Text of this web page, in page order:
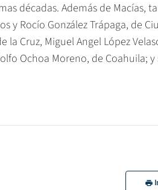
décadas. Además de Macías,
y Rocío González Trápaga, de
la Cruz, Miguel Angel López
Ochoa Moreno, de Coahuila; y